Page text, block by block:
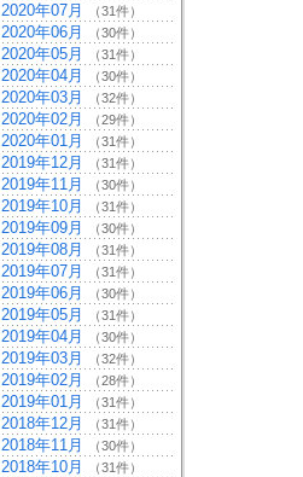
2020年07月 （31件）
2020年06月 （30件）
2020年05月 （31件）
2020年04月 （30件）
2020年03月 （32件）
2020年02月 （29件）
2020年01月 （31件）
2019年12月 （31件）
2019年11月 （30件）
2019年10月 （31件）
2019年09月 （30件）
2019年08月 （31件）
2019年07月 （31件）
2019年06月 （30件）
2019年05月 （31件）
2019年04月 （30件）
2019年03月 （32件）
2019年02月 （28件）
2019年01月 （31件）
2018年12月 （31件）
2018年11月 （30件）
2018年10月 （31件）